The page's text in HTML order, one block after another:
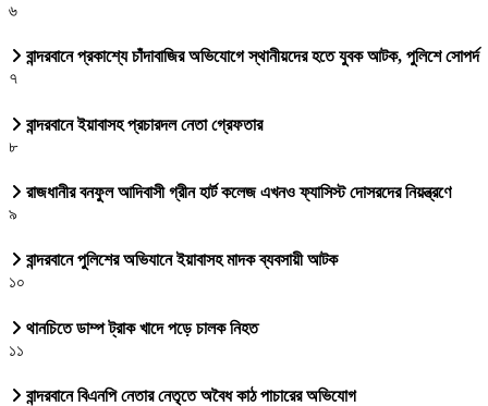
৬
বান্দরবানে প্রকাশ্যে চাঁদাবাজির অভিযোগে স্থানীয়দের হতে যুবক আটক, পুলিশে সোপর্দ
৭
বান্দরবানে ইয়াবাসহ প্রচারদল নেতা গ্রেফতার
৮
রাজধানীর বনফুল আদিবাসী গ্রীন হার্ট কলেজ এখনও ফ্যাসিস্ট দোসরদের নিয়ন্ত্রণে
৯
বান্দরবানে পুলিশের অভিযানে ইয়াবাসহ মাদক ব্যবসায়ী আটক
১০
থানচিতে ডাম্প ট্রাক খাদে পড়ে চালক নিহত
১১
বান্দরবানে বিএনপি নেতার নেতৃতে অবৈধ কাঠ পাচারের অভিযোগ